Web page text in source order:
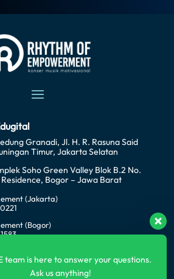
Granadi, Jl. H. R. Rasuna Said
Timur, Jakarta Selatan
Soho Green Valley Blok B.2 No.
Bogor – Jawa Barat
(Jakarta)
(Bogor)
team is here to answer your questions.
Ask us anything!